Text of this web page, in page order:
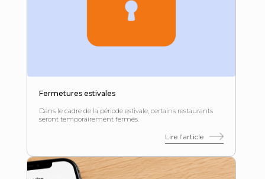
Fermetures estivales
Dans le cadre de la période estivale, certains restaurants
seront temporairement fermés.
Lire l'article